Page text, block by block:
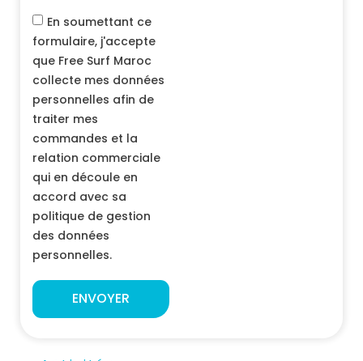
En soumettant ce
formulaire, j'accepte
que Free Surf Maroc
collecte mes données
personnelles afin de
traiter mes
commandes et la
relation commerciale
qui en découle en
accord avec sa
politique de gestion
des données
personnelles.
ENVOYER